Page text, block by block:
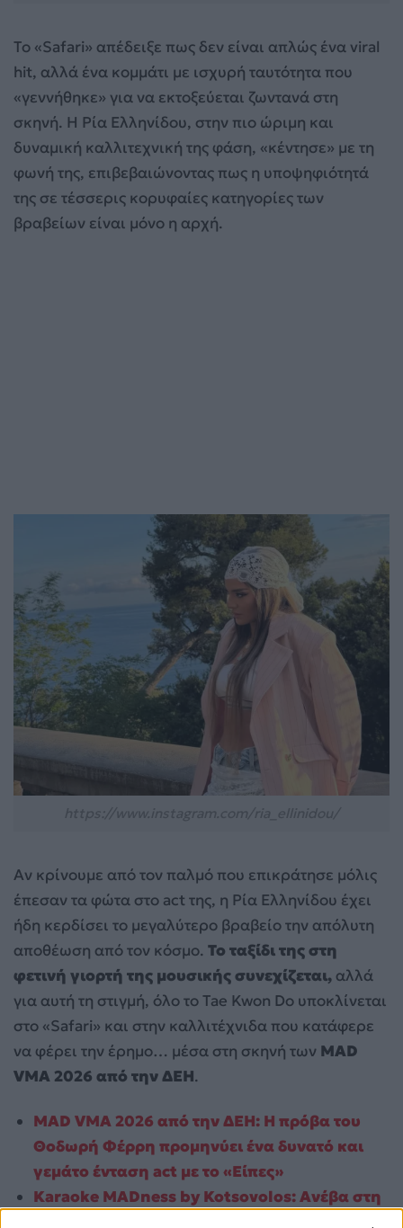
Το «Safari» απέδειξε πως δεν είναι απλώς ένα viral
hit, αλλά ένα κομμάτι με ισχυρή ταυτότητα που
«γεννήθηκε» για να εκτοξεύεται ζωντανά στη
σκηνή. Η Ρία Ελληνίδου, στην πιο ώριμη και
δυναμική καλλιτεχνική της φάση, «κέντησε» με τη
φωνή της, επιβεβαιώνοντας πως η υποψηφιότητά
της σε τέσσερις κορυφαίες κατηγορίες των
βραβείων είναι μόνο η αρχή.
Αν κρίνουμε από τον παλμό που επικράτησε μόλις
έπεσαν τα φώτα στο act της, η Ρία Ελληνίδου έχει
ήδη κερδίσει το μεγαλύτερο βραβείο την απόλυτη
αποθέωση από τον κόσμο. Το ταξίδι της στη
φετινή γιορτή της μουσικής συνεχίζεται, αλλά
για αυτή τη στιγμή, όλο το Tae Kwon Do υποκλίνεται
στο «Safari» και στην καλλιτέχνιδα που κατάφερε
να φέρει την έρημο… μέσα στη σκηνή των MAD
VMA 2026 από την ΔΕΗ.
MAD VMA 2026 από την ΔΕΗ: Η πρόβα του
Θοδωρή Φέρρη προμηνύει ένα δυνατό και
γεμάτο ένταση act με το «Είπες»
Karaoke MADness by Kotsovolos: Ανέβα στη